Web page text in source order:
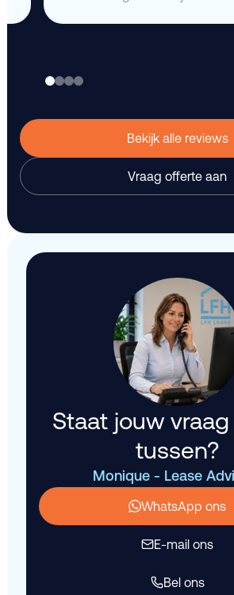
Bekijk alle reviews
Vraag offerte aan
Staat jouw
tussen?
Monique - Lease
WhatsApp ons
E-mail ons
Bel ons